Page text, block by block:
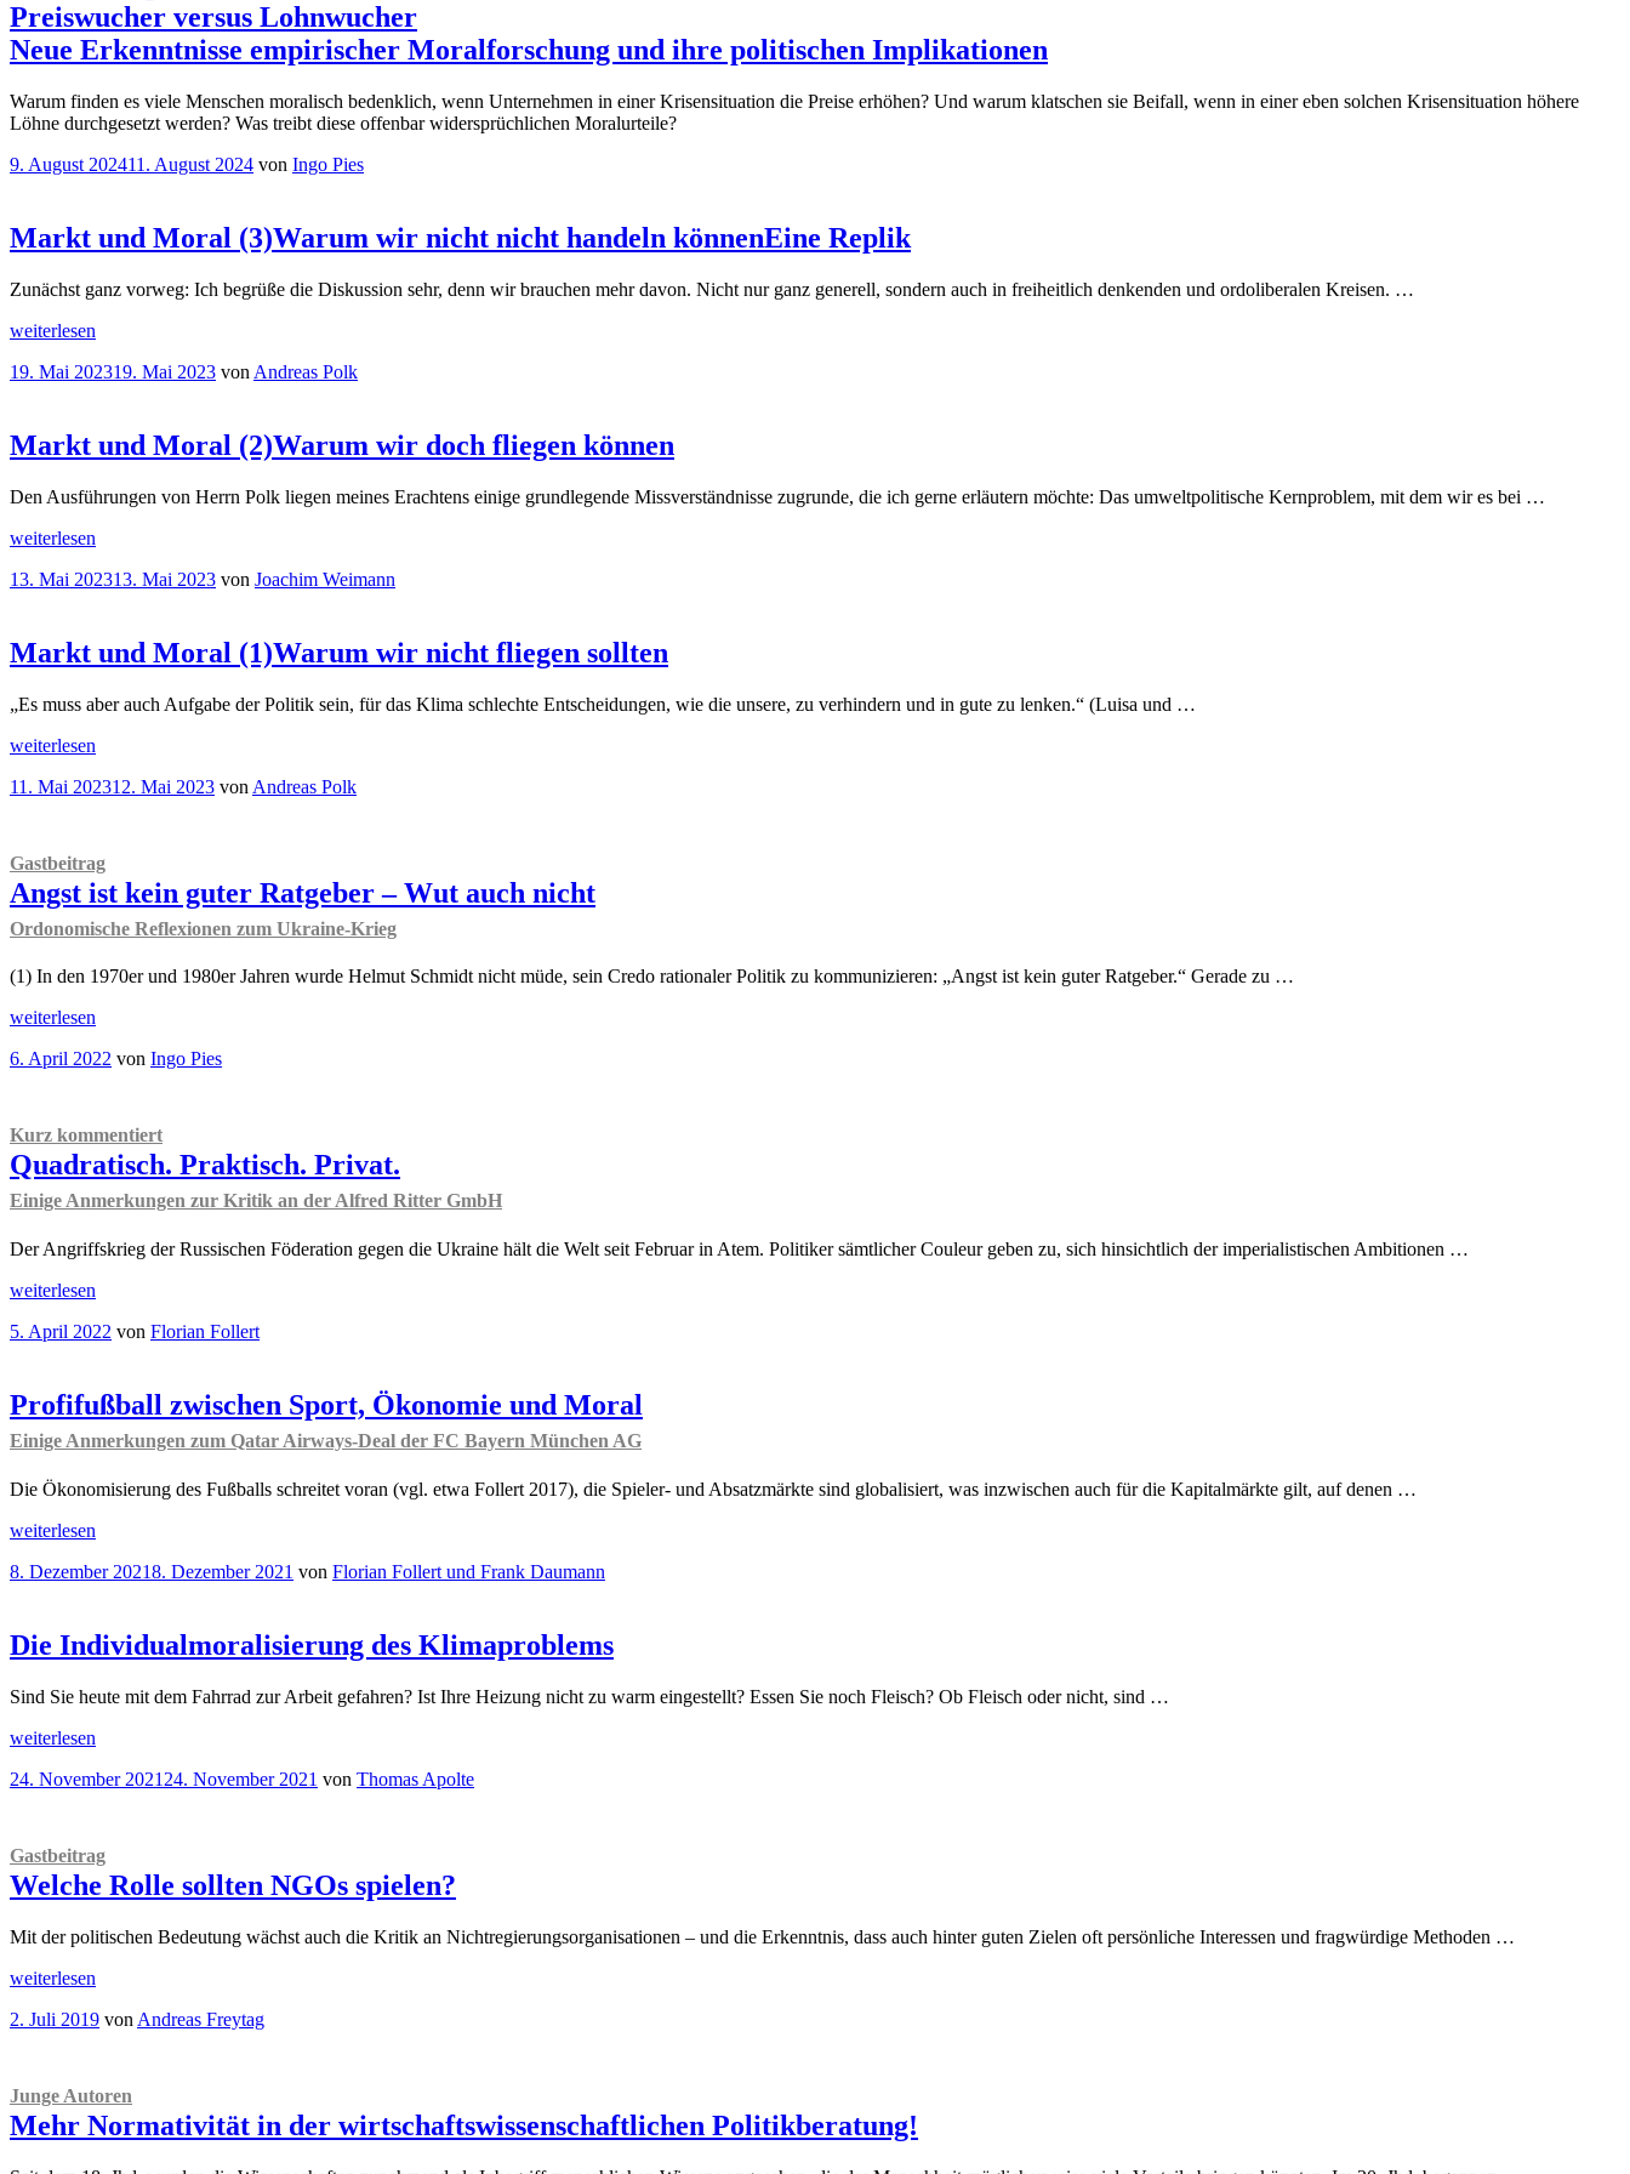
Preiswucher versus Lohnwucher
Neue Erkenntnisse empirischer Moralforschung und ihre politischen Implikationen
Warum finden es viele Menschen moralisch bedenklich, wenn Unternehmen in einer Krisensituation die Preise erhöhen? Und warum klatschen sie Beifall, wenn in einer eben solchen Krisensituation höhere
Löhne durchgesetzt werden? Was treibt diese offenbar widersprüchlichen Moralurteile?
Veröffentlicht
9. August 202411. August 2024 von Ingo Pies
Markt und Moral (3)Warum wir nicht nicht handeln könnenEine Replik
Zunächst ganz vorweg: Ich begrüße die Diskussion sehr, denn wir brauchen mehr davon. Nicht nur ganz generell, sondern auch in freiheitlich denkenden und ordoliberalen Kreisen. …
„Markt
Moral
nicht
nicht
könnenEine
weiterlesen
Veröffentlicht
19. Mai 202319. Mai 2023 von Andreas Polk
Markt und Moral (2)Warum wir doch fliegen können
Den Ausführungen von Herrn Polk liegen meines Erachtens einige grundlegende Missverständnisse zugrunde, die ich gerne erläutern möchte: Das umweltpolitische Kernproblem, mit dem wir es bei …
„Markt
Moral
doch
fliegen
weiterlesen
Veröffentlicht
13. Mai 202313. Mai 2023 von Joachim Weimann
Markt und Moral (1)Warum wir nicht fliegen sollten
„Es muss aber auch Aufgabe der Politik sein, für das Klima schlechte Entscheidungen, wie die unsere, zu verhindern und in gute zu lenken.“ (Luisa und …
„Markt
Moral
nicht
fliegen
sollten“
weiterlesen
Veröffentlicht
11. Mai 202312. Mai 2023 von Andreas Polk
Gastbeitrag
Angst ist kein guter Ratgeber – Wut auch nicht
Ordonomische Reflexionen zum Ukraine-Krieg
(1) In den 1970er und 1980er Jahren wurde Helmut Schmidt nicht müde, sein Credo rationaler Politik zu kommunizieren: „Angst ist kein guter Ratgeber.“ Gerade zu …
„Gastbeitrag
ist
Ratgeber
–
Wut
auch
nicht
Reflexionen
zum
Ukraine-
Krieg
“
weiterlesen
Veröffentlicht
6. April 2022 von Ingo Pies
Kurz kommentiert
Quadratisch. Praktisch. Privat.
Einige Anmerkungen zur Kritik an der Alfred Ritter GmbH
Der Angriffskrieg der Russischen Föderation gegen die Ukraine hält die Welt seit Februar in Atem. Politiker sämtlicher Couleur geben zu, sich hinsichtlich der imperialistischen Ambitionen …
„Kurz
Quadratisch.
Einige
Anmerkungen
zur
an
Alfred
GmbH
weiterlesen
Veröffentlicht
5. April 2022 von Florian Follert
Profifußball zwischen Sport, Ökonomie und Moral
Einige Anmerkungen zum Qatar Airways-Deal der FC Bayern München AG
Die Ökonomisierung des Fußballs schreitet voran (vgl. etwa Follert 2017), die Spieler- und Absatzmärkte sind globalisiert, was inzwischen auch für die Kapitalmärkte gilt, auf denen …
„Profifußball
Sport,
Moral
Einige
zum
Airways-
Deal
der
München
AG
“
weiterlesen
Veröffentlicht
8. Dezember 20218. Dezember 2021 von Florian Follert und Frank Daumann
Die Individualmoralisierung des Klimaproblems
Sind Sie heute mit dem Fahrrad zur Arbeit gefahren? Ist Ihre Heizung nicht zu warm eingestellt? Essen Sie noch Fleisch? Ob Fleisch oder nicht, sind …
„Die
des
weiterlesen
Veröffentlicht
24. November 2021 24. November 2021 von Thomas Apolte
Gastbeitrag
Welche Rolle sollten NGOs spielen?
Mit der politischen Bedeutung wächst auch die Kritik an Nichtregierungsorganisationen – und die Erkenntnis, dass auch hinter guten Zielen oft persönliche Interessen und fragwürdige Methoden …
„Gastbeitrag
Rolle
spielen?“
weiterlesen
Veröffentlicht
2. Juli 2019 von Andreas Freytag
Junge Autoren
Mehr Normativität in der wirtschaftswissenschaftlichen Politikberatung!